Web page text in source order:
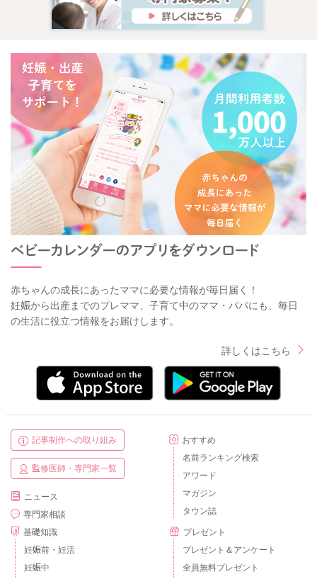
赤ちゃんの成長にあったママに必要な情報が毎日届く！
妊娠から出産までのプレママ、子育て中のママ・パパにも、毎日
の生活に役立つ情報をお届けします。
詳しくはこちら
記事制作への取り組み
監修医師・専門家一覧
ニュース
専門家相談
基礎知識
妊娠前・妊活
妊娠中
おすすめ
名前ランキング検索
アワード
マガジン
タウン誌
プレゼント
プレゼント＆アンケート
全員無料プレゼント